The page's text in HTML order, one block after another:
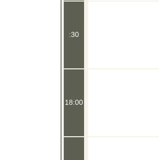
:30
18:00